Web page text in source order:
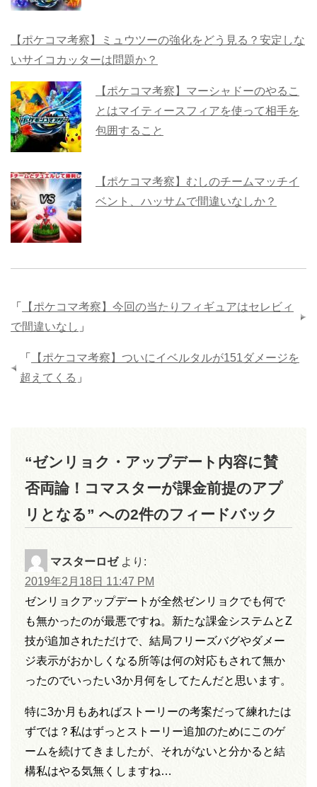
【ポケコマ考察】ミュウツーの強化をどう見る？安定しな
いサイコカッターは問題か？
【ポケコマ考察】マーシャドーのやるこ
とはマイティースフィアを使って相手を
包囲すること
【ポケコマ考察】むしのチームマッチイ
ベント、ハッサムで間違いなしか？
「
【ポケコマ考察】今回の当たりフィギュアはセレビィ
で間違いなし 」
「
【ポケコマ考察】ついにイベルタルが151ダメージを
超えてくる 」
“ゼンリョク・アップデート内容に賛
否両論！コマスターが課金前提のアプ
リとなる” への2件のフィードバック
マスターロゼ より:
2019年2月18日 11:47 PM
ゼンリョクアップデートが全然ゼンリョクでも何で
も無かったのが最悪ですね。新たな課金システムとZ
技が追加されただけで、結局フリーズバグやダメー
ジ表示がおかしくなる所等は何の対応もされて無か
ったのでいったい3か月何をしてたんだと思います。
特に3か月もあればストーリーの考案だって練れたは
ずでは？私はずっとストーリー追加のためにこのゲ
ームを続けてきましたが、それがないと分かると結
構私はやる気無くしますね…